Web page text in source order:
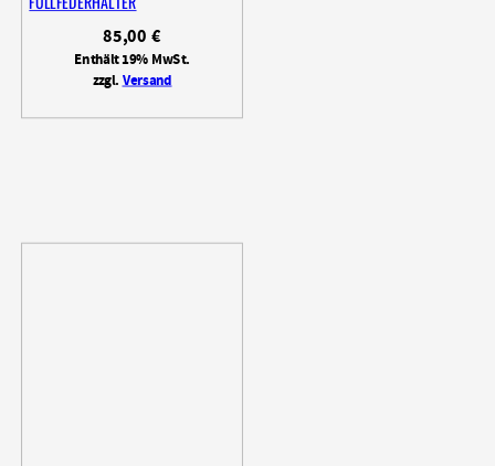
85,00€
Enthält 19% MwSt.
zzgl.Versand